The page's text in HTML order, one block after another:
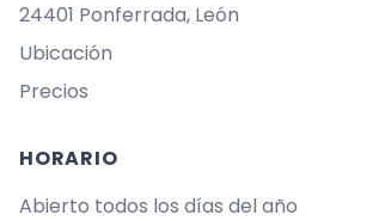
24401 Ponferrada, León
Ubicación
Precios
HORARIO
Abierto todos los días del año